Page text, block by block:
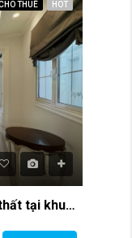
THUÊ HOT
Cho thuê biệt thự rộng đầy đủ nội thất tại khu Vinhomes Riverside